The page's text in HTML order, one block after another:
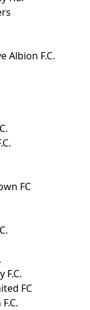
Albion F.C.
FC
F.C.
FC